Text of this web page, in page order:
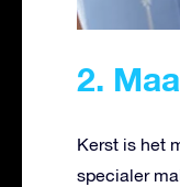
2.
Kerst is het
specialer